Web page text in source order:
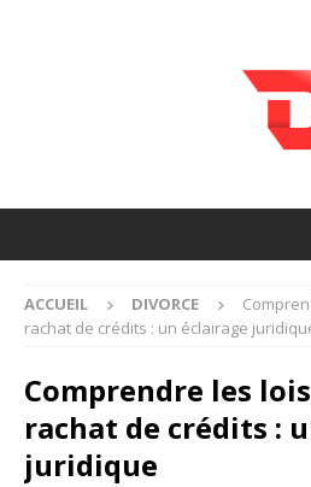
ACCUEIL DIVORCE
rachat de crédits : un éclairage
Comprendre les
rachat de crédits :
juridique